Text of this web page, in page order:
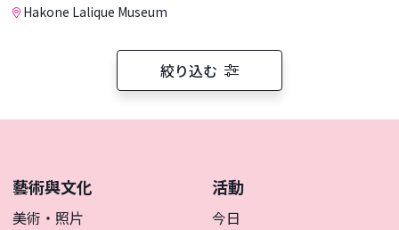
Hakone Lalique Museum
絞り込む
藝術與文化
美術・照片
活動
今日